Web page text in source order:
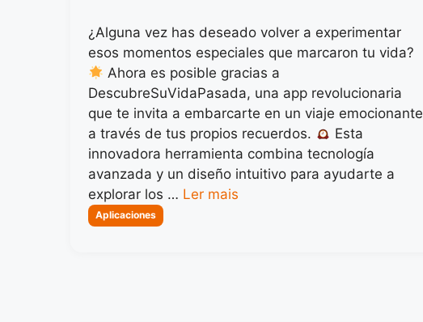
¿Alguna vez has deseado volver a experimentar
esos momentos especiales que marcaron tu vida?
Ahora es posible gracias a
DescubreSuVidaPasada, una app revolucionaria
que te invita a embarcarte en un viaje emocionante
a través de tus propios recuerdos.
Esta
innovadora herramienta combina tecnología
avanzada y un diseño intuitivo para ayudarte a
explorar los … Ler mais
Categorias
Aplicaciones